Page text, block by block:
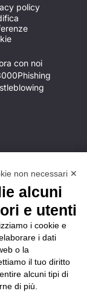
policy
con noi
Phishing
non necessari ✕
alcuni
e utenti
i cookie e
i dati
o la
il tuo diritto
alcuni tipi di
di più.